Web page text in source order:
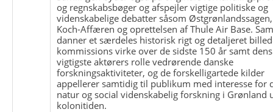
og regnskabsbøger og afspejler vigtige politiske og
videnskabelige debatter såsom
Koch-Affæren og oprettelsen af Thule Air Base.
danner et særdeles historisk rigt og detaljeret
kommissions virke over de sidste 150 år samt dens
vigtigste aktørers rolle vedrørende danske
forskningsaktiviteter, og de forskelligartede kilder
appellerer samtidig til publikum med interesse for
natur og social videnskabelig forskning i Grønland
kolonitiden.